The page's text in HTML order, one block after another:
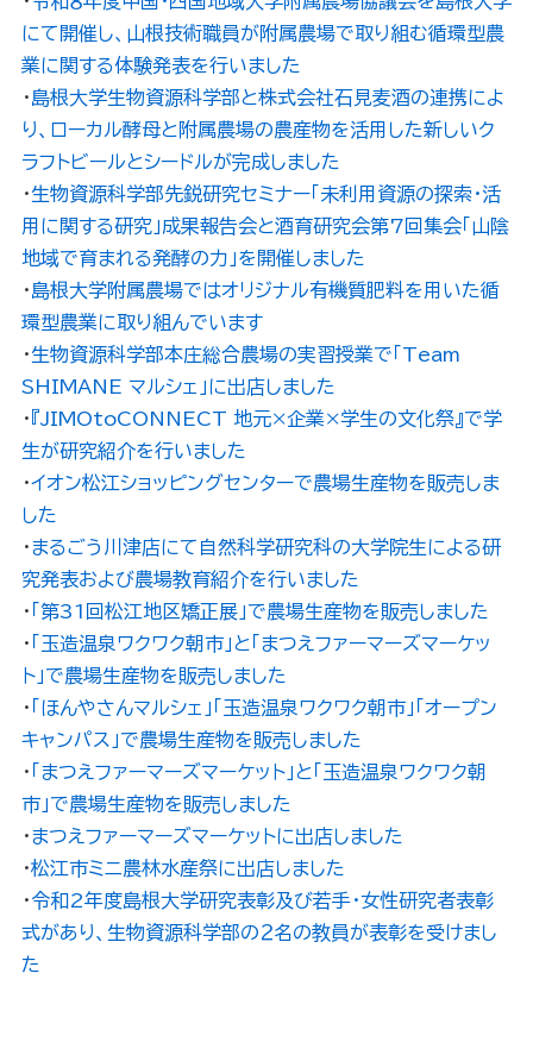
にて開催し、山根技術職員が附属農場で取り組む循環型農
業に関する体験発表を行いました
・島根大学生物資源科学部と株式会社石見麦酒の連携によ
り、ローカル酵母と附属農場の農産物を活用した新しいク
ラフトビールとシードルが完成しました
・生物資源科学部先鋭研究セミナー「未利用資源の探索・活
用に関する研究」成果報告会と酒育研究会第7回集会「山陰
地域で育まれる発酵の力」を開催しました
・島根大学附属農場ではオリジナル有機質肥料を用いた循
環型農業に取り組んでいます
・生物資源科学部本庄総合農場の実習授業で「Team
SHIMANE マルシェ」に出店しました
・ 『JIMOtoCONNECT 地元×企業×学生の文化祭』で学
生が研究紹介を行いました
・イオン松江ショッピングセンターで農場生産物を販売しま
した
・まるごう川津店にて自然科学研究科の大学院生による研
究発表および農場教育紹介を行いました
・
「第31回松江地区矯正展」で農場生産物を販売しました
・
「玉造温泉ワクワク朝市」と「まつえファーマーズマーケッ
ト」で農場生産物を販売しました
・
「ほんやさんマルシェ」「玉造温泉ワクワク朝市」「オープン
キャンパス」で農場生産物を販売しました
・
「まつえファーマーズマーケット」と「玉造温泉ワクワク朝
市」で農場生産物を販売しました
・まつえファーマーズマーケットに出店しました
・松江市ミニ農林水産祭に出店しました
・令和2年度島根大学研究表彰及び若手・女性研究者表彰
式があり、生物資源科学部の２名の教員が表彰を受けまし
た